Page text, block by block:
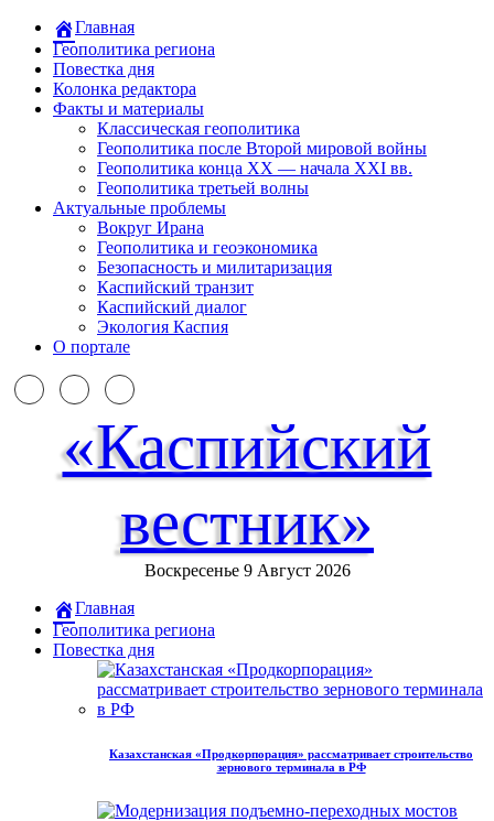
Главная
Геополитика региона
Повестка дня
Колонка редактора
Факты и материалы
Классическая геополитика
Геополитика после Второй мировой войны
Геополитика конца XX — начала XXI вв.
Геополитика третьей волны
Актуальные проблемы
Вокруг Ирана
Геополитика и геоэкономика
Безопасность и милитаризация
Каспийский транзит
Каспийский диалог
Экология Каспия
О портале
«Каспийский
вестник»
Воскресенье 9 Август 2026
Главная
Геополитика региона
Повестка дня
Казахстанская «Продкорпорация» рассматривает строительство
зернового терминала в РФ